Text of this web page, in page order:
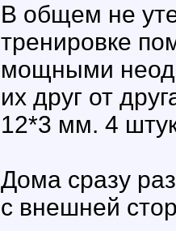
В общем не
тренировке
мощными
их друг от
12*3 мм. 4
Дома сразу
с внешней